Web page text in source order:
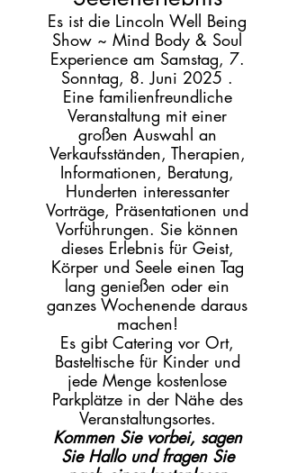
Es ist die Lincoln Well Being
Show ~ Mind Body & Soul
Experience am Samstag, 7.
Sonntag, 8. Juni 2025 .
Eine familienfreundliche
Veranstaltung mit einer
großen Auswahl an
Verkaufsständen, Therapien,
Informationen, Beratung,
Hunderten interessanter
Vorträge, Präsentationen und
Vorführungen. Sie können
dieses Erlebnis für Geist,
Körper und Seele einen Tag
lang genießen oder ein
ganzes Wochenende daraus
machen!
Es gibt Catering vor Ort,
Basteltische für Kinder und
jede Menge kostenlose
Parkplätze in der Nähe des
Veranstaltungsortes.
Kommen Sie vorbei, sagen
Sie Hallo und fragen Sie